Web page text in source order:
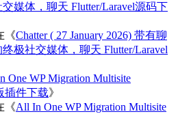
媒体，聊天 Flutter/Laravel源码下
《Chatter ( 27 January 2026) 带有聊
极社交媒体，聊天 Flutter/Laravel
One WP Migration Multisite
插件下载》
《All In One WP Migration Multisite